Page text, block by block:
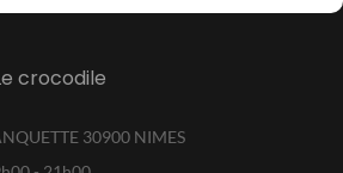
crocodile
30900 NIMES